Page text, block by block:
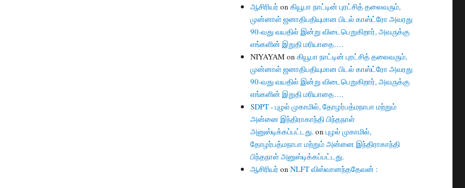
ஆசிரியர் onகியூபா நாட்டின் புரட்சித் தலைவரும்,
முன்னாள் ஜனாதிபதியுமான பிடல் காஸ்ட்ரோ அவரது
90-வது வயதில் இன்று விடைபெறுகிறார், அவருக்கு
எங்களின் இறுதி மரியாதை….
NIYAYAM onகியூபா நாட்டின் புரட்சித் தலைவரும்,
முன்னாள் ஜனாதிபதியுமான பிடல் காஸ்ட்ரோ அவரது
90-வது வயதில் இன்று விடைபெறுகிறார், அவருக்கு
எங்களின் இறுதி மரியாதை….
SDPT - புழல் முகாமில், தோழர்பத்மநாபா மற்றும்
அன்னை இந்திராகாந்தி பிந்தநாள்
அனுஸ்டிக்கப்பட்டது.onபுழல் முகாமில்,
தோழர்பத்மநாபா மற்றும் அன்னை இந்திராகாந்தி
பிந்தநாள் அனுஸ்டிக்கப்பட்டது.
ஆசிரியர் onNLFT விஸ்வானந்ததேவன் :